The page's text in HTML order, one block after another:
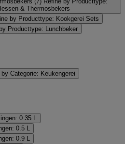
& Thermosbekers
by Producttype: Kookgerei Sets
Producttype: Lunchbeker
by Categorie: Keukengerei
0.35 L
0.5 L
0.9 L